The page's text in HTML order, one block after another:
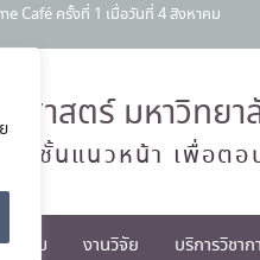
Café ครั้งที่ 1 เมื่อวันที่ 4 สิงหาคม
House 2026 กิจกรรม NU Explore:
ารสอบแข่งขันเข้าเป็นพนักงานราชการ
าสตร์ มหาวิทยา
ย์ชั้นแนวหน้า เพื่อต
กรรม งานวิจัย บริการวิชา